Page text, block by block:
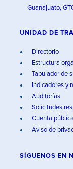
Guanajuato,
UNIDAD DE
Directorio
Estructura
Tabulador de
Indicadores y
Auditorías
Solicitudes
Cuenta pública
Aviso de
SÍGUENOS EN